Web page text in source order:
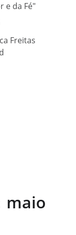
e da Fé"
Freitas
maio